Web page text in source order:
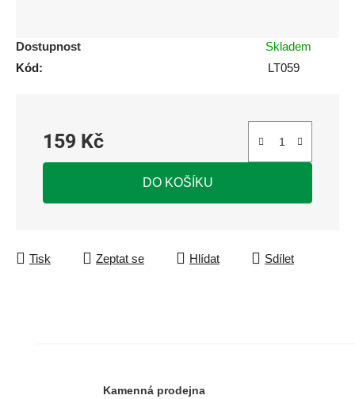
Dostupnost
Skladem
Kód:
LT059
159 Kč
Měrná cena:
DO KOŠÍKU
Tisk Zeptat se Hlídat Sdílet
Kamenná prodejna